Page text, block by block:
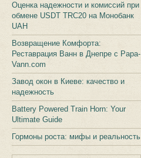
Оценка надежности и комиссий при
обмене USDT TRC20 на Монобанк
UAH
Возвращение Комфорта:
Реставрация Ванн в Днепре с Papa-
Vann.com
Завод окон в Киеве: качество и
надежность
Battery Powered Train Horn: Your
Ultimate Guide
Гормоны роста: мифы и реальность